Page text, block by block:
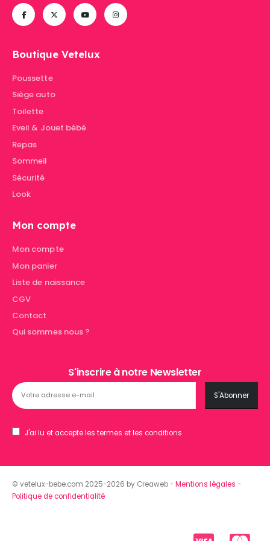
Boutique Vetelux
Poussette
Siège auto
Toilette
Eveil & Jouet bébé
Repas
Sommeil
Sécurité
Look
Mon compte
Mon compte
Mon panier
Liste de naissance
CGV
Contact
Qui sommes nous ?
S'inscrire à notre Newsletter
J'ai lu et accepte les termes et les conditions
© vetelux-bebe.com 2025-2026 by Creaweb -Mentions légales -
Politique de confidentialité